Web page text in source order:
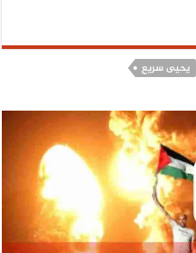
يحيى سريع